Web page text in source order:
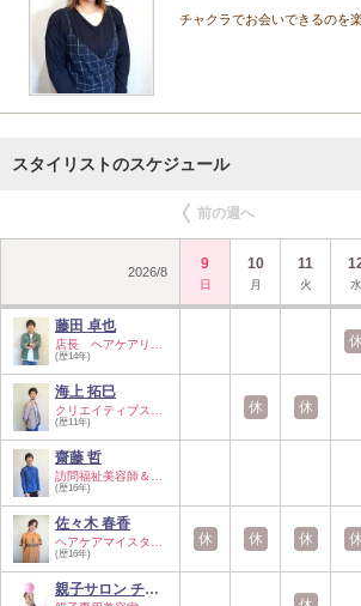
チャクラでお会いできるのを
スタイリストのスケジュール
前の週へ
2026/8 9
日
10
月
11
火 水
藤田 卓也
(歴14年)
海上 拓巳
(歴11年)
齋藤 哲
(歴16年)
佐々木 春香
(歴16年)
親子サロン チャク…
休
休 休
休 休 休 休